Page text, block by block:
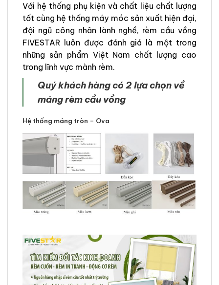
Với hệ thống phụ kiện và chất liệu chất lượng
tốt cùng hệ thống máy móc sản xuất hiện đại,
đội ngũ công nhân lành nghề, rèm cầu vồng
FIVESTAR luôn được đánh giá là một trong
những sản phẩm Việt Nam chất lượng cao
trong lĩnh vực mành rèm.
Quý khách hàng có 2 lựa chọn về
máng rèm cầu vồng
Hệ thống máng tròn – Ova